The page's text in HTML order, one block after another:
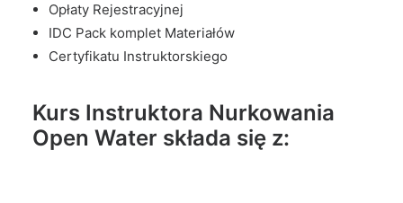
Opłaty Rejestracyjnej
IDC Pack komplet Materiałów
Certyfikatu Instruktorskiego
Kurs Instruktora Nurkowania
Open Water składa się z: